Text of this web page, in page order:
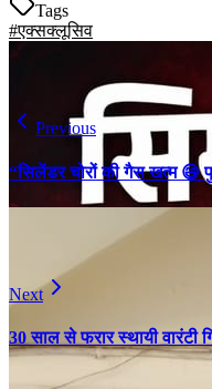
Tags
#एक्सक्लूसिव
Previous
“सिलेंडर चोरों की गैस खत्म 😄
Next
30 साल से फरार स्थायी वारंटी